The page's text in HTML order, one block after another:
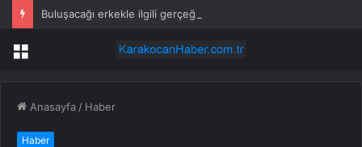
Menü
Anasayfa / Haber
Haber